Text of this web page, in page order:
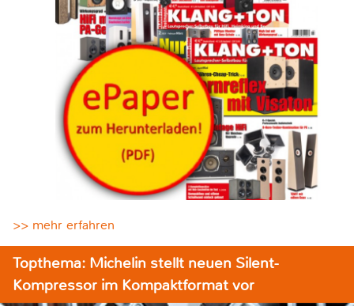
>> mehr erfahren
Topthema: Michelin stellt neuen Silent-
Kompressor im Kompaktformat vor